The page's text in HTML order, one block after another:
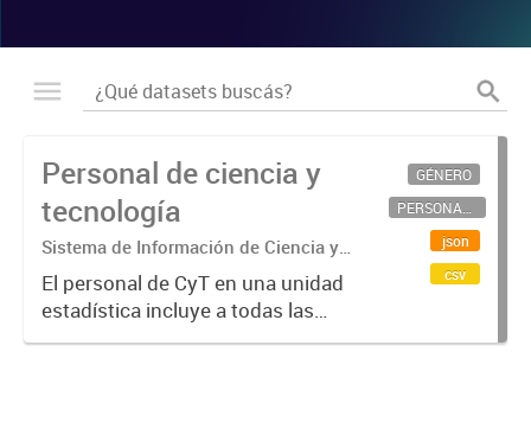
Personal de ciencia y
tecnología
Sistema de Información de Ciencia y
Tecnología Argentino (SICYTAR)
El personal de CyT en una unidad
estadística incluye a todas las
personas involucradas
GÉNERO
PERSONAL CIENTÍFICO-TECNOLÓGICO
json
csv